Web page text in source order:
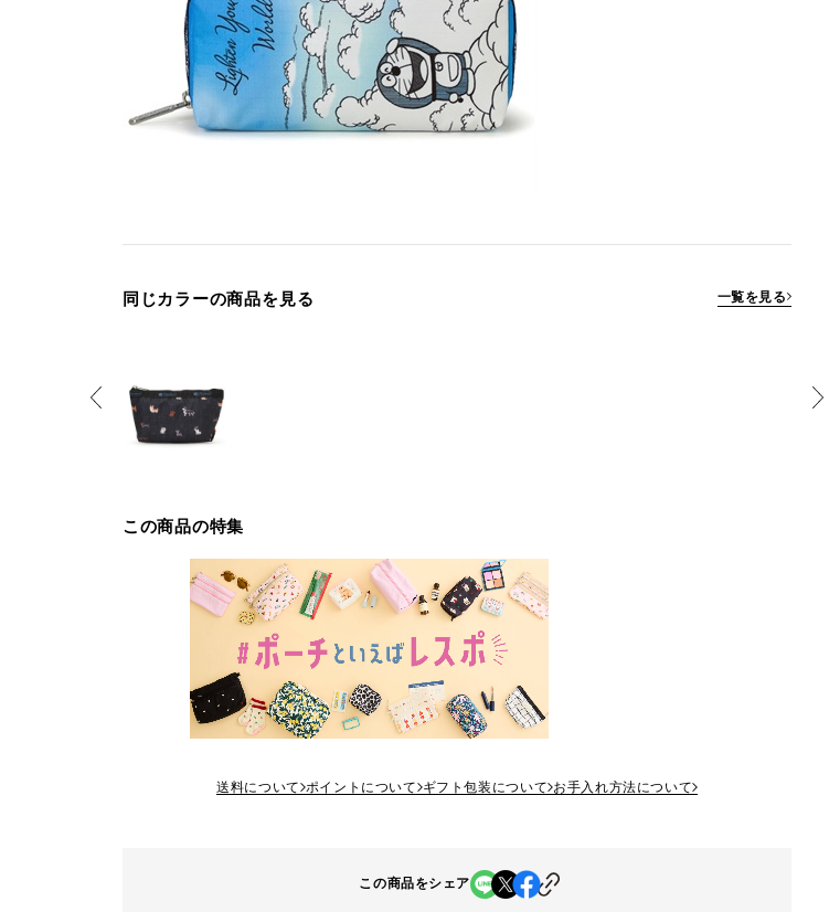
同じカラーの商品を見る 一覧を見る
この商品の特集
送料について ポイントについて ギフト包装について お手入れ方法について
この商品をシェア